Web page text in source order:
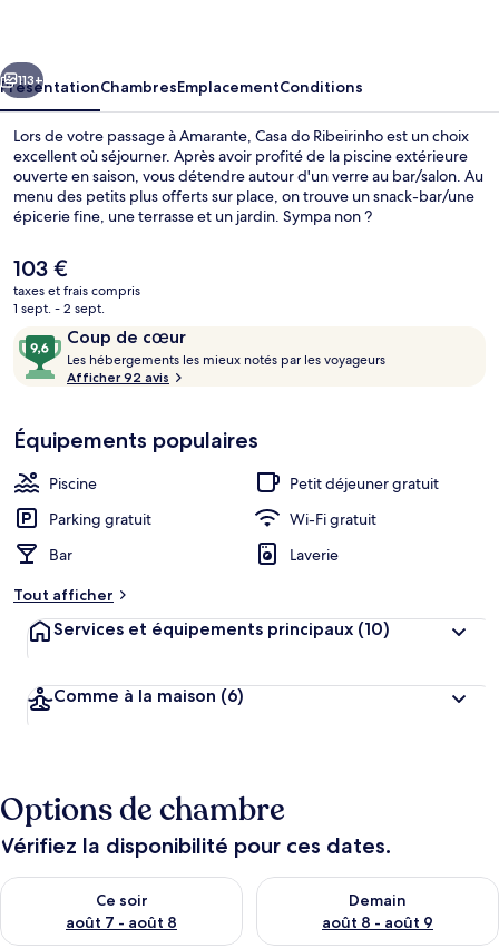
Suivant
113+
PrésentationChambresEmplacementConditions
Lors de votre passage à Amarante, Casa do Ribeirinho est un choix
excellent où séjourner. Après avoir profité de la piscine extérieure
ouverte en saison, vous détendre autour d'un verre au bar/salon. Au
menu des petits plus offerts sur place, on trouve un snack-bar/une
épicerie fine, une terrasse et un jardin. Sympa non ?
Le
prix
actuel
de
103 €.
103 €
taxes et frais compris
1 sept. - 2 sept.
Avis
voyageurs
Coup de cœur
9,6
sur
10,
cœur
Les hébergements les mieux notés par les voyageurs
b
e
n
x
n
o
Afficher 92 avis
Équipements populaires
Piscine
Petit déjeuner gratuit
Parking gratuit
Wi-Fi gratuit
Bar
Laverie
Tout afficher
Services et équipements principaux (10)
Comme à la maison (6)
Options de chambre
Vérifiez la disponibilité pour ces dates.
Ce soir
août 7 - août 8
Vérifier la disponibilité pour ce soir août 7 - août 8
Demain
août 8 - août 9
Vérifier la disponibilité pour